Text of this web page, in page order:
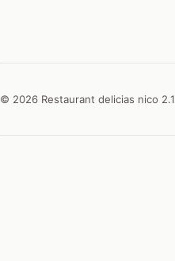
© 2026 Restaurant delicias nico 2.1